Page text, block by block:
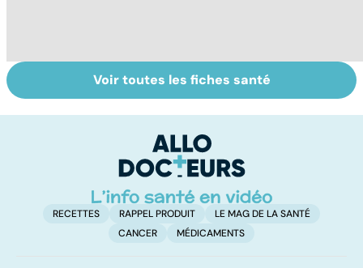
Bien vivre la
ménopause
Tout savoir sur le
cerveau
Voir toutes les fiches santé
RECETTES RAPPEL PRODUIT
LE MAG DE LA SANTÉ
CANCER
MÉDICAMENTS